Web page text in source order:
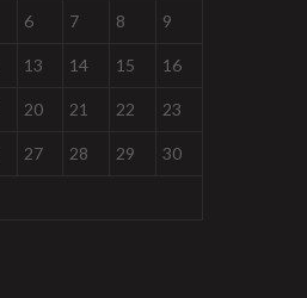
6 7 8 9
13 14 15 16
20 21 22 23
27 28 29 30